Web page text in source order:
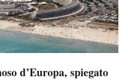
d’Europa, spiegato